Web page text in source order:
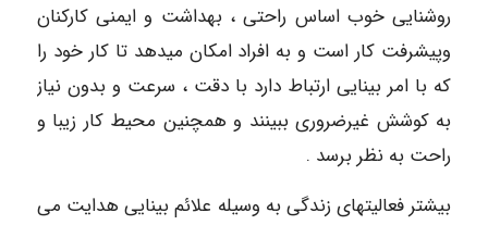
روشنایی خوب اساس راحتی ، بهداشت و ایمنی کارکنان
وپیشرفت کار است و به افراد امکان میدهد تا کار خود را
که با امر بینایی ارتباط دارد با دقت ، سرعت و بدون نیاز
به کوشش غیرضروری ببینند و همچنین محیط کار زیبا و
راحت به نظر برسد .
بیشتر فعالیتهای زندگی به وسیله علائم بینایی هدایت می